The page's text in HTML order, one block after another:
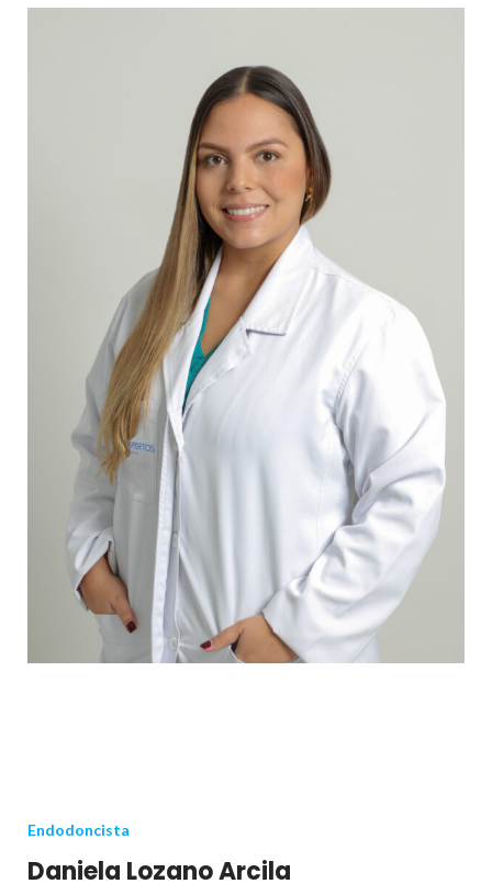
Endodoncista
Daniela Lozano Arcila